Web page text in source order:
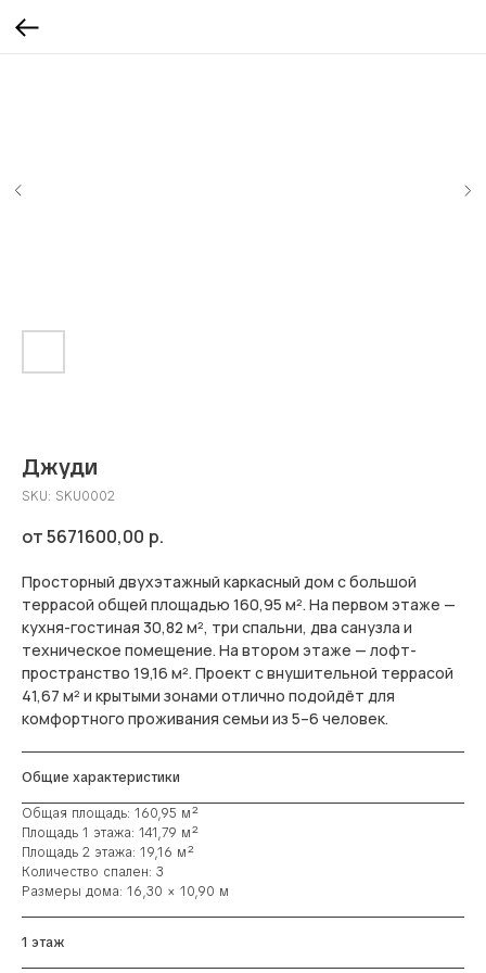
Джуди
SKU: SKU0002
5671600,00 р.
Просторный двухэтажный каркасный дом с большой
террасой общей площадью 160,95 м². На первом этаже —
кухня-гостиная 30,82 м², три спальни, два санузла и
техническое помещение. На втором этаже — лофт-
пространство 19,16 м². Проект с внушительной террасой
41,67 м² и крытыми зонами отлично подойдёт для
комфортного проживания семьи из 5–6 человек.
Общие характеристики
Общая площадь: 160,95 м²
Площадь 1 этажа: 141,79 м²
Площадь 2 этажа: 19,16 м²
Количество спален: 3
Размеры дома: 16,30 × 10,90 м
1 этаж